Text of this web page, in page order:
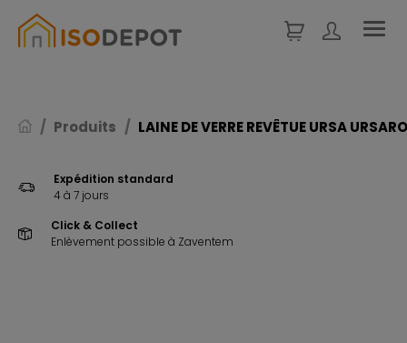
Produits LAINE DE VERRE REVÊTUE URSA
Expédition standard
4 à 7 jours
Click & Collect
Enlèvement possible à Zaventem